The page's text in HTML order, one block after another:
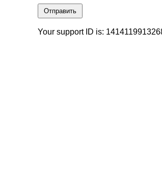
Отправить
Your support ID is: